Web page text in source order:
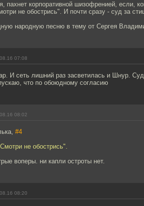
пахнет корпоративной шизофренией, если,
не обострись". И почти сразу - суд за
народную песню в тему от Сергея
07:08
И сеть лишний раз засветилась и Шнур.
что по обоюдному согласию
08:02
#4
не обострись".
воперы. ни капли остроты нет.
08:20